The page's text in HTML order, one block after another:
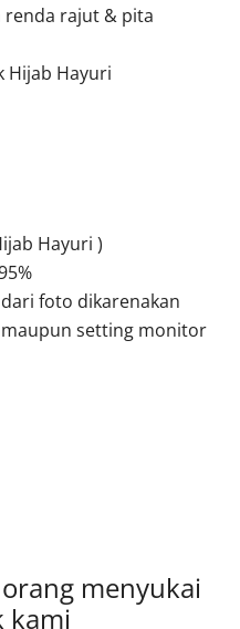
renda rajut & pita
Hijab Hayuri
Hayuri )
foto dikarenakan
setting monitor
menyukai
kami